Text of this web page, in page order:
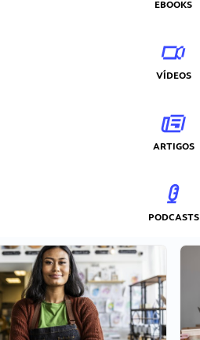
EBOOKS
VÍDEOS
ARTIGOS
PODCASTS